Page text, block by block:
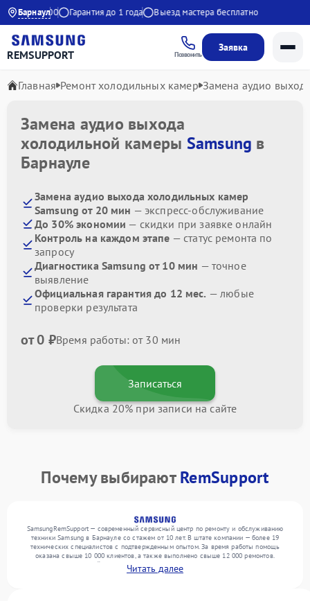
Барнаул
до 21:00 Гарантия до 1 года Выезд мастера бесплатно
REMSUPPORT Позвонить
Заявка
Главная Ремонт холодильных камер Замена аудио
Замена аудио выхода
холодильной камеры Samsung в
Барнауле
Замена аудио выхода холодильных камер
Samsung от 20 мин — экспресс-обслуживание
До 30% экономии — скидки при заявке онлайн
Контроль на каждом этапе — статус ремонта по
запросу
Диагностика Samsung от 10 мин — точное
выявление
Официальная гарантия до 12 мес. — любые
проверки результата
от 0 ₽Время работы: от 30 мин
Записаться
Скидка 20% при записи на сайте
Почему выбираютRemSupport
SamsungRemSupport — современный сервисный центр по ремонту и обслуживанию
техники Samsung в Барнауле со стажем от 10 лет. В штате компании — более 19
технических специалистов с подтвержденным опытом. За время работы помощь
оказана свыше 10 000 клиентов, а также выполнено свыше 12 000 ремонтов.
Ежемесячно в сервисный центр поступает свыше 300 единиц техники, включая , , . Мы
устраняем поломки любой сложности и гарантируем высокое качество обслуживания
Читать далее